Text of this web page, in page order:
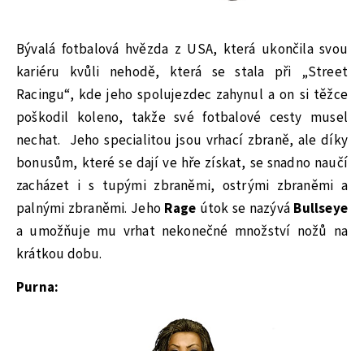
Bývalá fotbalová hvězda z USA, která ukončila svou
kariéru kvůli nehodě, která se stala při „Street
Racingu“, kde jeho spolujezdec zahynul a on si těžce
poškodil koleno, takže své fotbalové cesty musel
nechat. Jeho specialitou jsou vrhací zbraně, ale díky
bonusům, které se dají ve hře získat, se snadno naučí
zacházet i s tupými zbraněmi, ostrými zbraněmi a
palnými zbraněmi. Jeho Rage útok se nazývá Bullseye
a umožňuje mu vrhat nekonečné množství nožů na
krátkou dobu.
Purna: